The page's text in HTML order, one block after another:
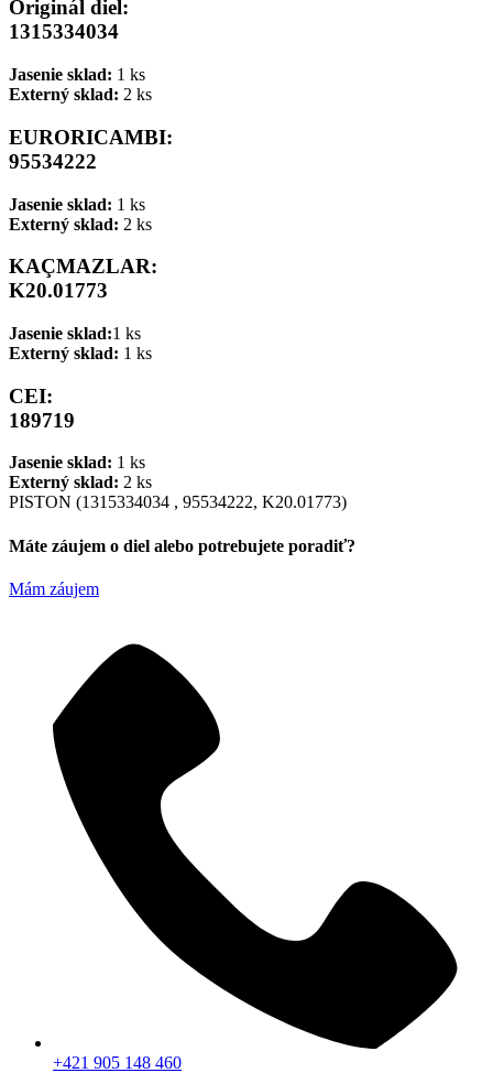
Originál diel:
1315334034
Jasenie sklad: 1 ks
Externý sklad: 2 ks
EURORICAMBI:
95534222
Jasenie sklad: 1 ks
Externý sklad: 2 ks
KAÇMAZLAR:
K20.01773
Jasenie sklad:1 ks
Externý sklad: 1 ks
CEI:
189719
Jasenie sklad: 1 ks
Externý sklad: 2 ks
PISTON (1315334034 , 95534222, K20.01773)
Máte záujem o diel alebo potrebujete poradiť?
Mám záujem
+421 905 148 460